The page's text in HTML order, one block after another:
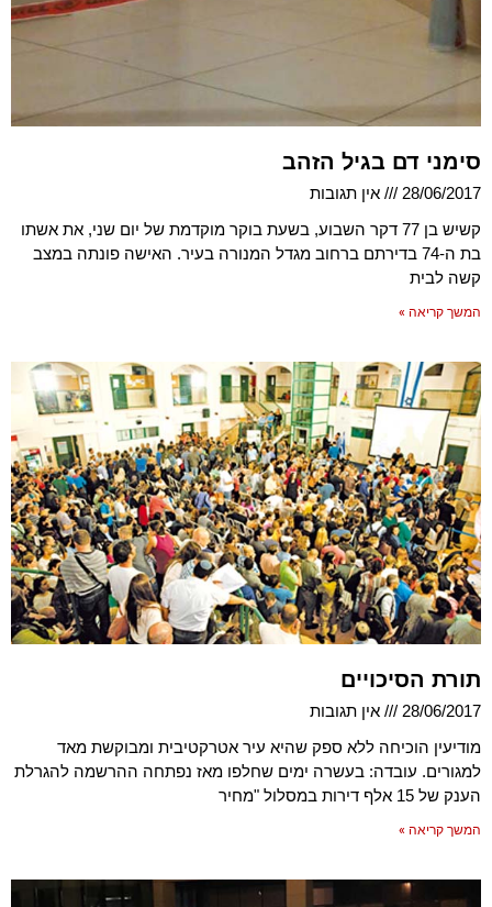
סימני דם בגיל הזהב
28/06/2017
אין תגובות
קשיש בן 77 דקר השבוע, בשעת בוקר מוקדמת של יום שני, את אשתו
בת ה-74 בדירתם ברחוב מגדל המנורה בעיר. האישה פונתה במצב
קשה לבית
המשך קריאה »
תורת הסיכויים
28/06/2017
אין תגובות
מודיעין הוכיחה ללא ספק שהיא עיר אטרקטיבית ומבוקשת מאד
למגורים. עובדה: בעשרה ימים שחלפו מאז נפתחה ההרשמה להגרלת
הענק של 15 אלף דירות במסלול "מחיר
המשך קריאה »